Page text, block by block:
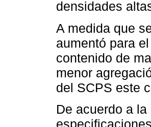
densidades
A medida que
aumentó para
contenido de
menor
del SCPS este
De acuerdo a